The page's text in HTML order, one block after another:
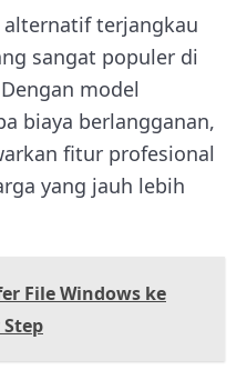
terjangkau
sangat populer di
model
biaya berlangganan,
fitur profesional
yang jauh lebih
File Windows ke
Step